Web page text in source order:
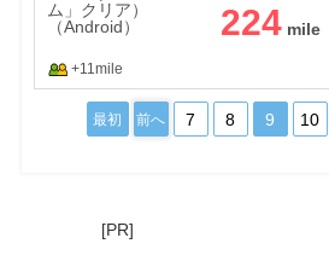
224
+11mile
最初 前へ 7 8 9 10
[PR]